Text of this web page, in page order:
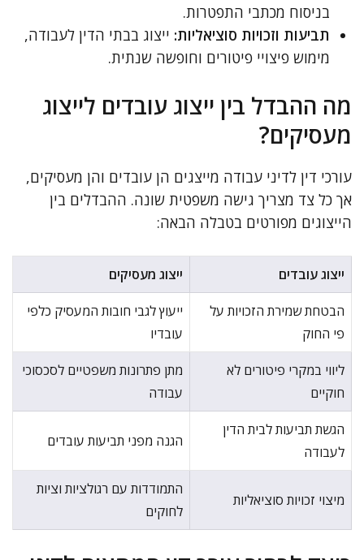
בניסוח מכתבי התפטרות.
תביעות וזכויות סוציאליות: ייצוג בבתי הדין לעבודה,
מימוש פיצויי פיטורים וחופשה שנתית.
מה ההבדל בין ייצוג עובדים לייצוג
מעסיקים?
עורכי דין לדיני עבודה מייצגים הן עובדים והן מעסיקים,
אך כל צד מצריך גישה משפטית שונה. ההבדלים בין
הייצוגים מפורטים בטבלה הבאה:
ייצוג עובדים ייצוג מעסיקים
הבטחת שמירת הזכויות על
פי החוק
ייעוץ לגבי חובות המעסיק כלפי
עובדיו
ליווי במקרי פיטורים לא
חוקיים
מתן פתרונות משפטיים לסכסוכי
עבודה
הגשת תביעות לבית הדין
לעבודה
הגנה מפני תביעות עובדים
מיצוי זכויות סוציאליות
התמודדות עם רגולציות וציות
לחוקים